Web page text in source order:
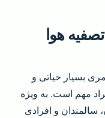
هوا
بسیار حیاتی و
مهم است. به ویژه
سالمندان و افرادی